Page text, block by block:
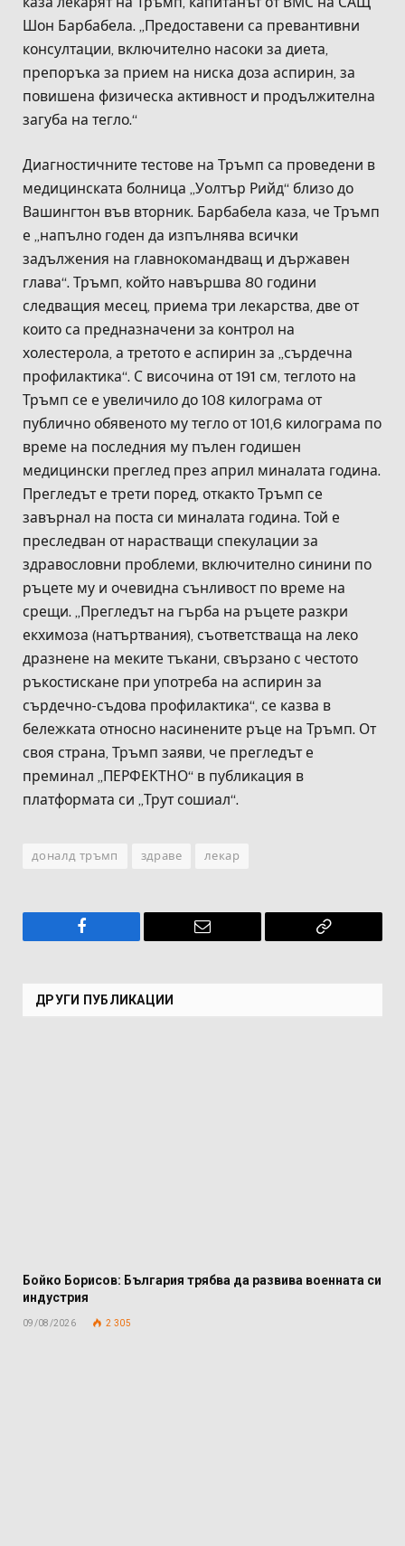
Шон Барбабела. „Предоставени са превантивни
консултации, включително насоки за диета,
препоръка за прием на ниска доза аспирин, за
повишена физическа активност и продължителна
загуба на тегло.“
Диагностичните тестове на Тръмп са проведени в
медицинската болница „Уолтър Рийд“ близо до
Вашингтон във вторник. Барбабела каза, че Тръмп
е „напълно годен да изпълнява всички
задължения на главнокомандващ и държавен
глава“. Тръмп, който навършва 80 години
следващия месец, приема три лекарства, две от
които са предназначени за контрол на
холестерола, а третото е аспирин за „сърдечна
профилактика“. С височина от 191 см, теглото на
Тръмп се е увеличило до 108 килограма от
публично обявеното му тегло от 101,6 килограма по
време на последния му пълен годишен
медицински преглед през април миналата година.
Прегледът е трети поред, откакто Тръмп се
завърнал на поста си миналата година. Той е
преследван от нарастващи спекулации за
здравословни проблеми, включително синини по
ръцете му и очевидна сънливост по време на
срещи. „Прегледът на гърба на ръцете разкри
екхимоза (натъртвания), съответстваща на леко
дразнене на меките тъкани, свързано с честото
ръкостискане при употреба на аспирин за
сърдечно-съдова профилактика“, се казва в
бележката относно насинените ръце на Тръмп. От
своя страна, Тръмп заяви, че прегледът е
преминал „ПЕРФЕКТНО“ в публикация в
платформата си „Трут сошиал“.
доналд тръмп здраве лекар
Facebook Имейл
Копирай
ДРУГИ ПУБЛИКАЦИИ
Бойко Борисов: България трябва да развива военната си
индустрия
09/08/2026 2 305